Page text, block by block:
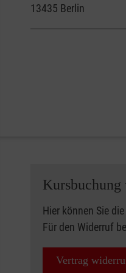
13435 Berlin
Hier können Sie
Für den Widerruf
Vertrag